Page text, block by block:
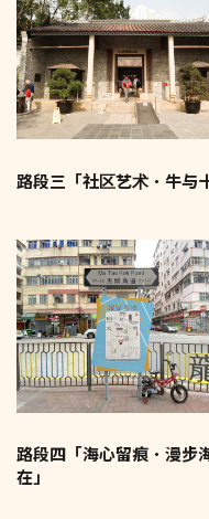
路段三「社区艺术．牛与
路段四「海心留痕．漫
在」